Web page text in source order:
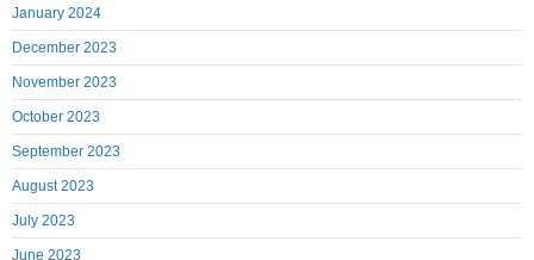
January 2024
December 2023
November 2023
October 2023
September 2023
August 2023
July 2023
June 2023